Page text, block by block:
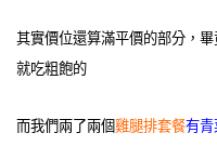
其實價位還算滿平價的部分，
就吃粗飽的
而我們兩了兩個雞腿排套餐有青